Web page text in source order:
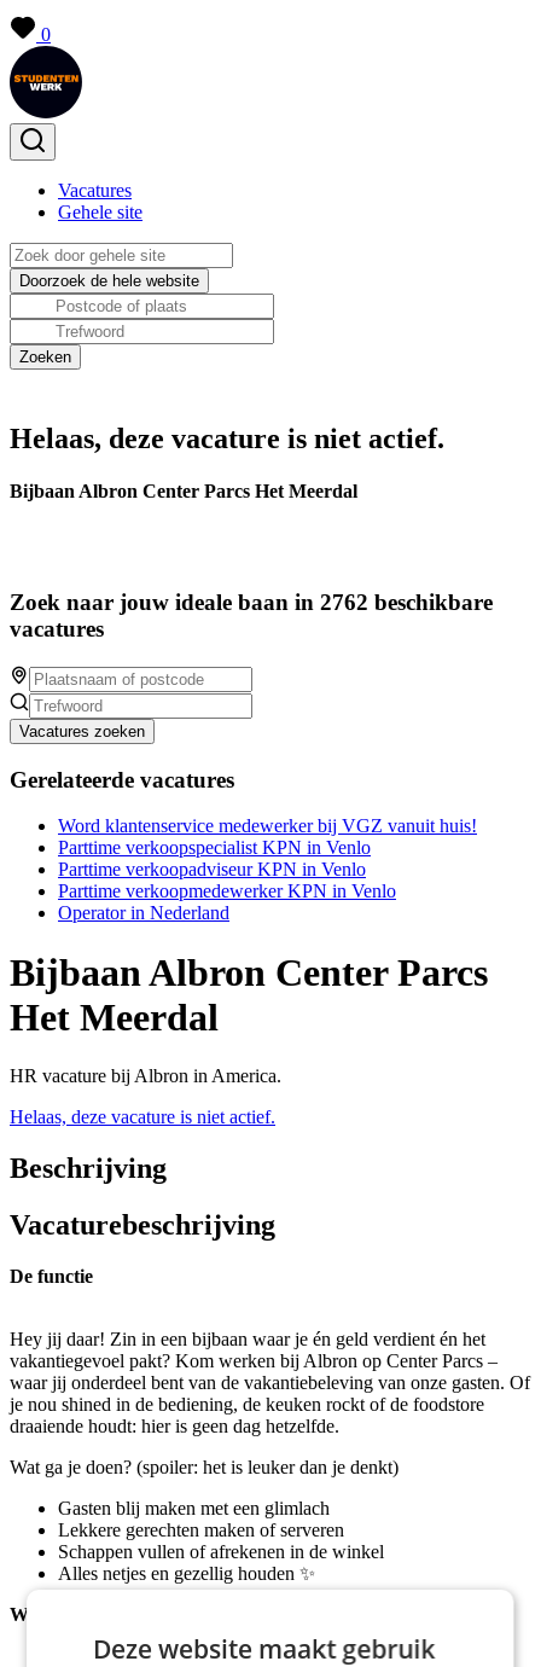
0
Vacatures
Gehele site
Helaas, deze vacature is niet actief.
Bijbaan Albron Center Parcs Het Meerdal
Zoek naar jouw ideale baan in 2762 beschikbare
vacatures
Vacatures zoeken
Gerelateerde vacatures
Word klantenservice medewerker bij VGZ vanuit huis!
Parttime verkoopspecialist KPN in Venlo
Parttime verkoopadviseur KPN in Venlo
Parttime verkoopmedewerker KPN in Venlo
Operator in Nederland
Bijbaan Albron Center Parcs
Het Meerdal
HR vacature bij Albron in America.
Helaas, deze vacature is niet actief.
Beschrijving
Vacaturebeschrijving
De functie
Hey jij daar! Zin in een bijbaan waar je én geld verdient én het
vakantiegevoel pakt? Kom werken bij Albron op Center Parcs –
waar jij onderdeel bent van de vakantiebeleving van onze gasten. Of
je nou shined in de bediening, de keuken rockt of de foodstore
draaiende houdt: hier is geen dag hetzelfde.
Wat ga je doen? (spoiler: het is leuker dan je denkt)
Gasten blij maken met een glimlach
Lekkere gerechten maken of serveren
Schappen vullen of afrekenen in de winkel
Alles netjes en gezellig houden ✨
Wat neem je mee?
Deze website maakt gebruik